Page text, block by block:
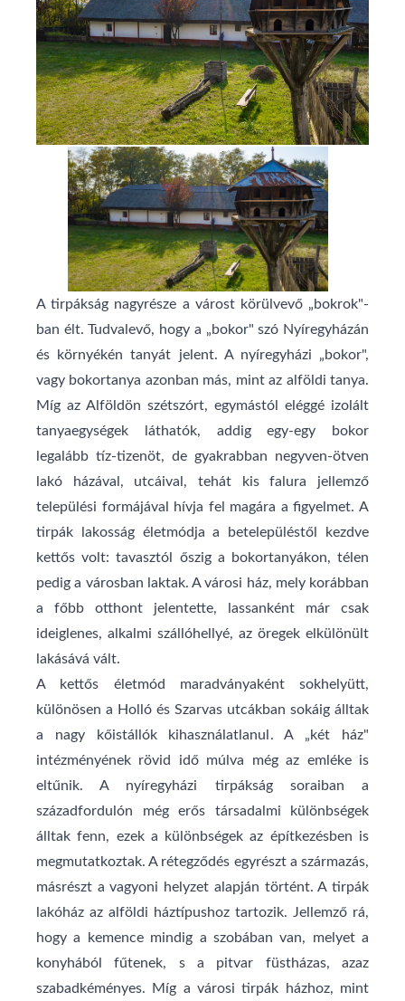
A tirpákság nagyrésze a várost körülvevő „bokrok"-
ban élt. Tudvalevő, hogy a „bokor" szó Nyíregyházán
és környékén tanyát jelent. A nyíregyházi „bokor",
vagy bokortanya azonban más, mint az alföldi tanya.
Míg az Alföldön szétszórt, egymástól eléggé izolált
tanyaegységek láthatók, addig egy-egy bokor
legalább tíz-tizenöt, de gyakrabban negyven-ötven
lakó­ házával, utcáival, tehát kis falura jellemző
települési formájával hívja fel magára a figyelmet. A
tirpák lakosság életmódja a betelepüléstől kezdve
kettős volt: tavasztól őszig a bokortanyákon, télen
pedig a városban laktak. A városi ház, mely korábban
a főbb otthont jelentette, lassanként már csak
ideiglenes, alkalmi szállóhellyé, az öregek elkülönült
lakásává vált.
A kettős életmód maradványaként sokhelyütt,
különösen a Holló és Szarvas utcákban sokáig álltak
a nagy kőistállók kihasználatlanul. A „két ház"
intézményének rövid idő múlva még az emléke is
eltűnik. A nyíregyházi tirpákság soraiban a
századfordulón még erős társadalmi különbségek
álltak fenn, ezek a különbségek az építkezésben is
megmutatkoztak. A rétegződés egyrészt a származás,
másrészt a vagyoni helyzet alapján történt. A tirpák
lakóház az alföldi háztípushoz tartozik. Jellemző rá,
hogy a kemence mindig a szobában van, melyet a
konyhából fűtenek, s a pitvar füstházas, azaz
szabadkéményes. Míg a városi tirpák házhoz, mint